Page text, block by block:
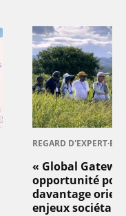
REGARD D'EXPERT·E
« Global
opportunité
davantage
enjeux